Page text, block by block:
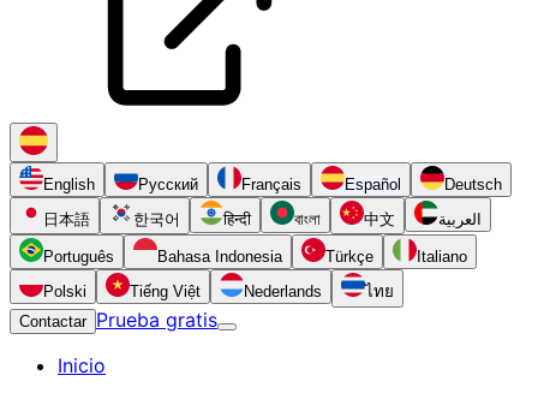
English Русский Français Español
Deutsch
日本語
한국어 हिन्दी বাংলা 中文 العربية
Português Bahasa Indonesia Türkçe
Italiano
Polski
Tiếng Việt Nederlands
ไทย
Contactar Prueba gratis
Inicio